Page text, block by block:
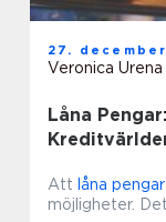
Låna
27.
Veronica Urena
Att låna pengar
möjligheter.